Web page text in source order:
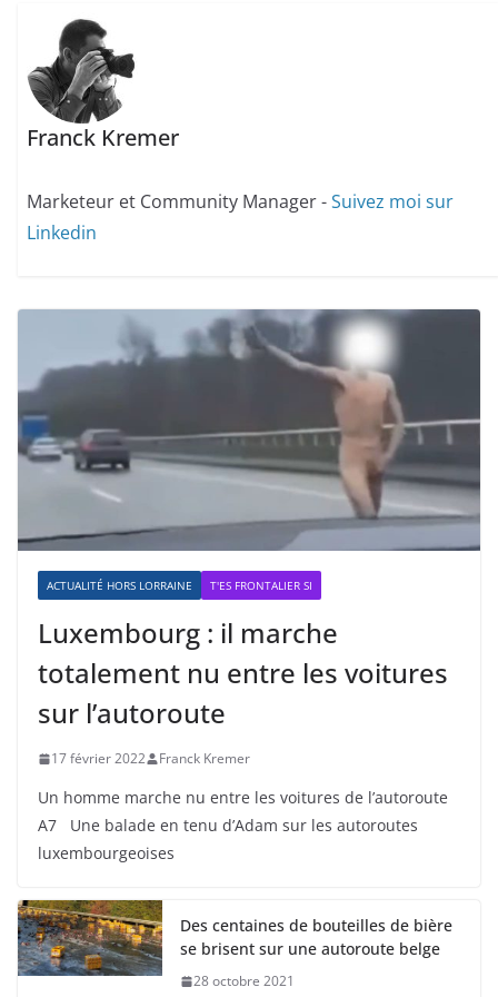
Franck Kremer
Marketeur et Community Manager -Suivez moi sur
Linkedin
ACTUALITÉ HORS LORRAINE T'ES FRONTALIER SI
Luxembourg : il marche
totalement nu entre les voitures
sur l’autoroute
17 février 2022 Franck Kremer
Un homme marche nu entre les voitures de l’autoroute
A7 Une balade en tenu d’Adam sur les autoroutes
luxembourgeoises
Des centaines de bouteilles de bière
se brisent sur une autoroute belge
28 octobre 2021